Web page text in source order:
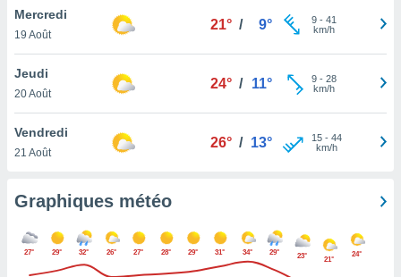
à
cas,
que
sur le
que
ne
Mercredi
19 Août
21° / 9° 9- 41
km/h
Jeudi
20 Août
24° / 11° 9- 28
km/h
Vendredi
21 Août
26° / 13° 15- 44
km/h
Graphiques météo
27° 29° 32° 26° 27° 28° 29° 31° 34° 29° 23° 21°
24°